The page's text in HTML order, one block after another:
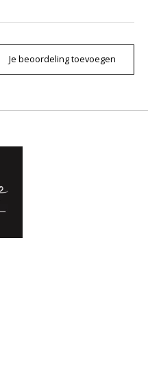
Je beoordeling toevoegen